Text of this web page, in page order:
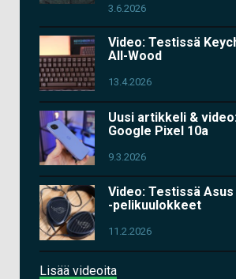
3.6.2026
Video: Testissä
All-Wood
13.4.2026
Uusi artikkeli &
Google Pixel 10a
9.3.2026
Video: Testissä Asus
-pelikuulokkeet
11.2.2026
Lisää videoita